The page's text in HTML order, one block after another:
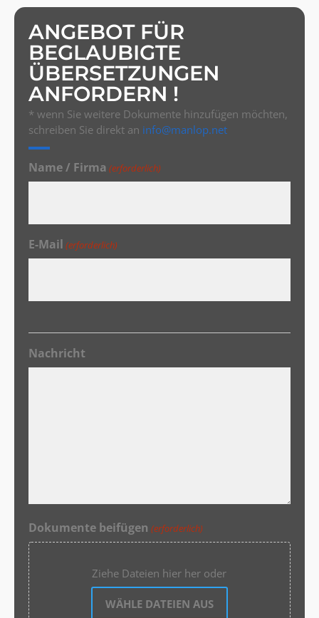
ANGEBOT FÜR
BEGLAUBIGTE
ÜBERSETZUNGEN
ANFORDERN !
* wenn Sie weitere Dokumente hinzufügen möchten,
schreiben Sie direkt an info@manlop.net
Name / Firma (erforderlich)
E-Mail (erforderlich)
Nachricht
Dokumente beifügen (erforderlich)
Ziehe Dateien hier her oder
WÄHLE DATEIEN AUS